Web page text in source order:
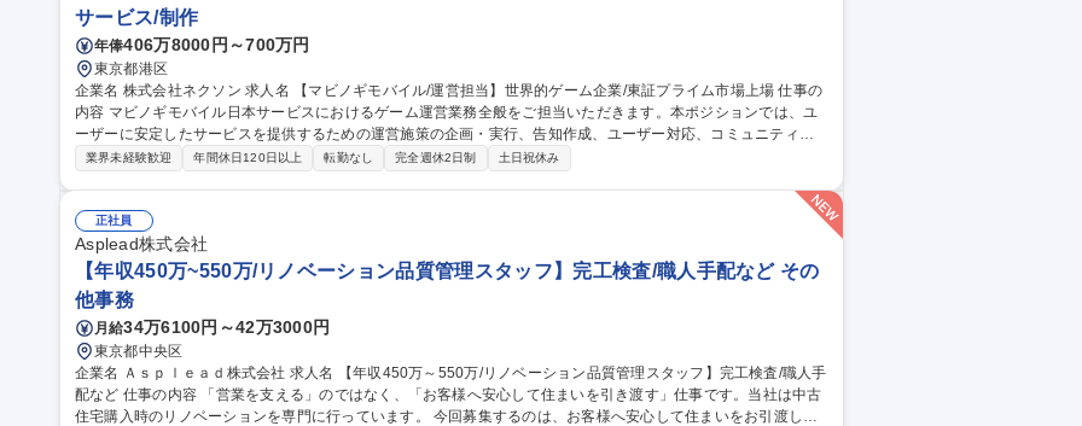
サービス/制作
年俸406万8000円～700万円
東京都港区
企業名 株式会社ネクソン 求人名 【マビノギモバイル/運営担当】世界的ゲーム企業/東証プライム市場上場 仕事の
内容 マビノギモバイル日本サービスにおけるゲーム運営業務全般をご担当いただきます。本ポジションでは、ユ
ーザーに安定したサービスを提供するための運営施策の企画・実行、告知作成、ユーザー対応、コミュニティ運
営 など、Liveサービス運営に関わる幅広い業務をご担当いただきます。 また、ゲーム内イベントと連動したSNS
場
業界未経験歓迎 年間休日120日以上 転勤なし 完全週休2日制 土日祝休み
正社員
Asplead株式会社
【年収450万~550万/リノベーション品質管理スタッフ】完工検査/職人手配など その
他事務
月給34万6100円～42万3000円
東京都中央区
企業名 Ａｓｐｌｅａｄ株式会社 求人名 【年収450万～550万/リノベーション品質管理スタッフ】完工検査/職人手
配など 仕事の内容 「営業を支える」のではなく、「お客様へ安心して住まいを引き渡す」仕事です。当社は中古
住宅購入時のリノベーションを専門に行っています。 今回募集するのは、お客様へ安心して住まいをお引渡しす